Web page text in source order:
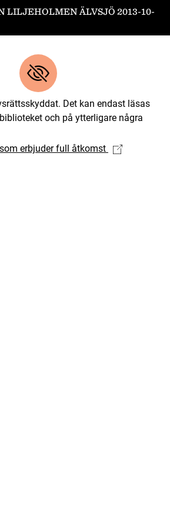
LILJEHOLMEN ÄLVSJÖ 2013-10-
Det kan endast läsas
och på ytterligare några
erbjuder full åtkomst